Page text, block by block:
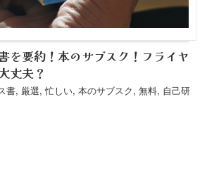
を要約！本のサブスク！フライヤ
丈夫？
書, 厳選,忙しい, 本のサブスク, 無料, 自己研